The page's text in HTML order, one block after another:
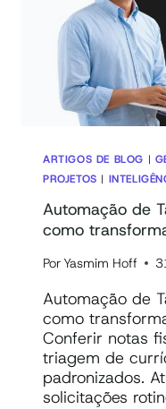
DE
EM
UM
ÚNICO
SISTEMA
GARANTE
E
ARTIGOS DE BLOG |
PROJETOS |
Automação de
como
Por Yasmim Hoff
Automação de
como
Conferir notas
triagem de
padronizados.
solicitações